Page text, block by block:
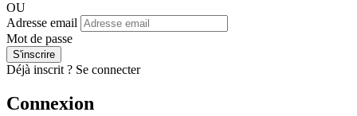
OU
Adresse email
Mot de passe
Déjà inscrit ? Se connecter
Connexion